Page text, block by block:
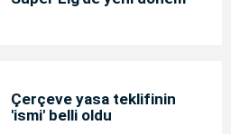
Çerçeve yasa teklifinin
'ismi' belli oldu